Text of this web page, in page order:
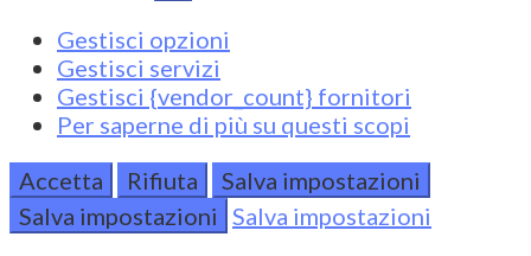
Gestisci opzioni
Gestisci servizi
Gestisci {vendor_count} fornitori
Per saperne di più su questi scopi
Accetta
Rifiuta
Salva impostazioni
Salva impostazioni Salva impostazioni